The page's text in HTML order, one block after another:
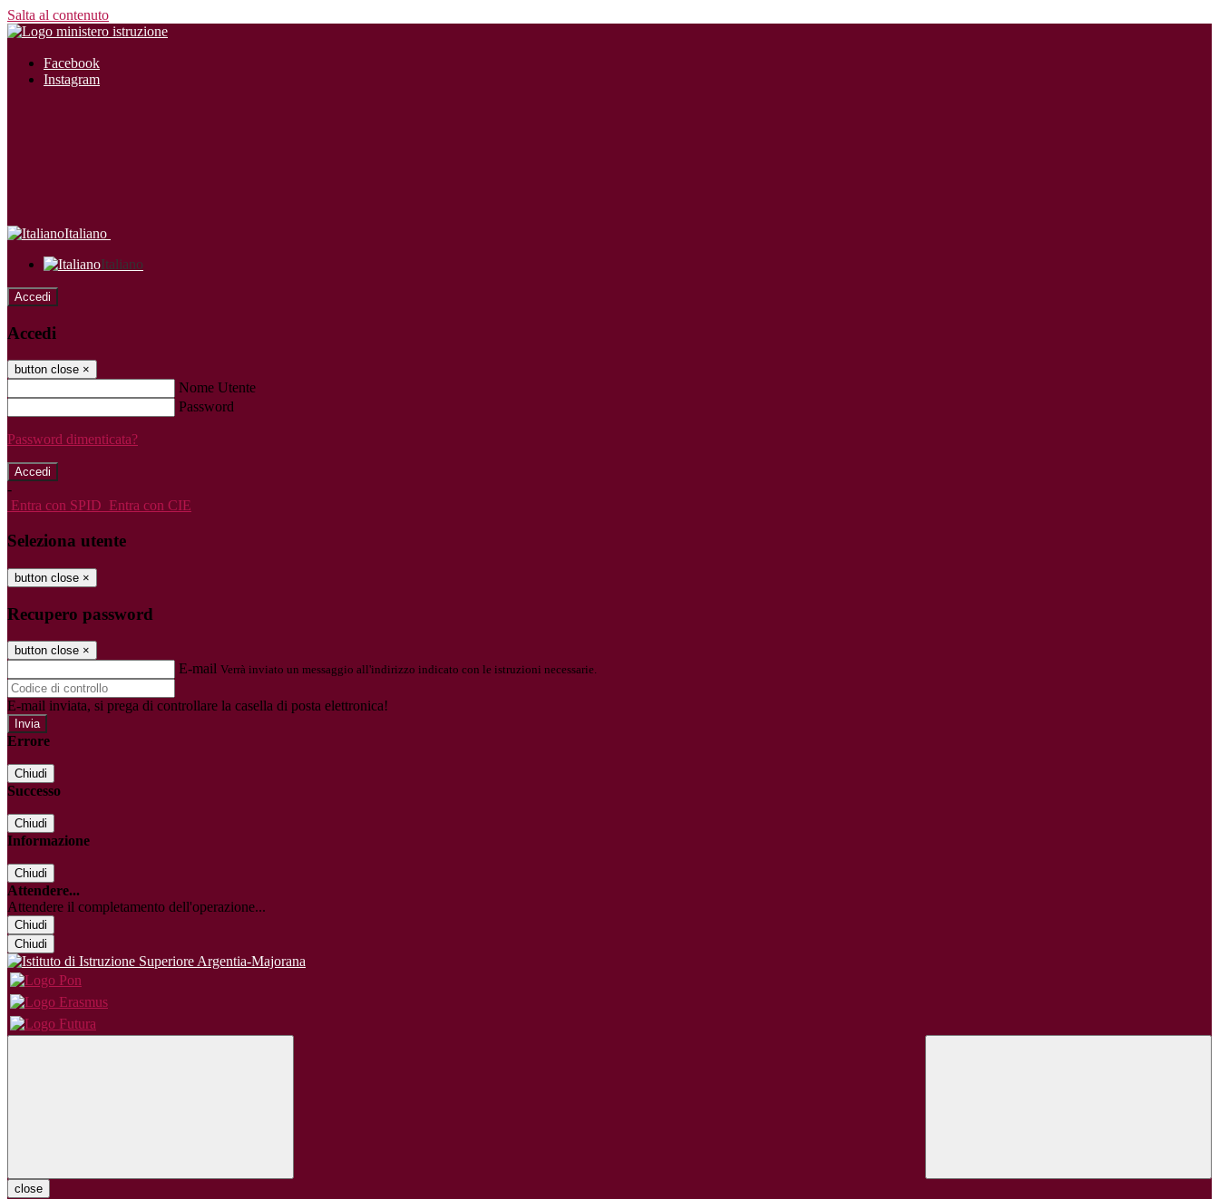
Salta al contenuto
Facebook
Instagram
Italiano
Italiano
Accedi
Accedi
button close ×
Nome Utente
Password
Password dimenticata?
-
Entra con SPID Entra con CIE
Seleziona utente
button close ×
Recupero password
button close ×
E-mail Verrà inviato un messaggio all'indirizzo indicato con le istruzioni necessarie.
E-mail inviata, si prega di controllare la casella di posta elettronica!
Errore
Chiudi
Successo
Chiudi
Informazione
Chiudi
Attendere...
Attendere il completamento dell'operazione...
Chiudi
Chiudi
close